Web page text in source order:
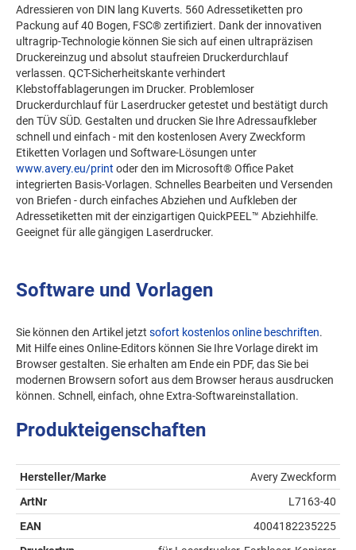
Adressieren von DIN lang Kuverts. 560 Adressetiketten pro
Packung auf 40 Bogen, FSC® zertifiziert. Dank der innovativen
ultragrip-Technologie können Sie sich auf einen ultrapräzisen
Druckereinzug und absolut staufreien Druckerdurchlauf
verlassen. QCT-Sicherheitskante verhindert
Klebstoffablagerungen im Drucker. Problemloser
Druckerdurchlauf für Laserdrucker getestet und bestätigt durch
den TÜV SÜD. Gestalten und drucken Sie Ihre Adressaufkleber
schnell und einfach - mit den kostenlosen Avery Zweckform
Etiketten Vorlagen und Software-Lösungen unter
www.avery.eu/print oder den im Microsoft® Office Paket
integrierten Basis-Vorlagen. Schnelles Bearbeiten und Versenden
von Briefen - durch einfaches Abziehen und Aufkleben der
Adressetiketten mit der einzigartigen QuickPEEL™ Abziehhilfe.
Geeignet für alle gängigen Laserdrucker.
Software und Vorlagen
Sie können den Artikel jetzt sofort kostenlos online beschriften.
Mit Hilfe eines Online-Editors können Sie Ihre Vorlage direkt im
Browser gestalten. Sie erhalten am Ende ein PDF, das Sie bei
modernen Browsern sofort aus dem Browser heraus ausdrucken
können. Schnell, einfach, ohne Extra-Softwareinstallation.
Produkteigenschaften
Hersteller/Marke
Avery Zweckform
ArtNr
L7163-40
EAN
4004182235225